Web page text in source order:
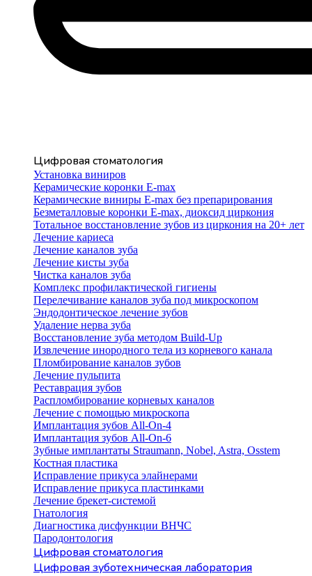
Цифровая стоматология
Установка виниров
Керамические коронки E-max
Керамические виниры E-max без препарирования
Безметалловые коронки Е-max, диоксид циркония
Тотальное восстановление зубов из циркония на 20+ лет
Лечение кариеса
Лечение каналов зуба
Лечение кисты зуба
Чистка каналов зуба
Комплекс профилактической гигиены
Перелечивание каналов зуба под микроскопом
Эндодонтическое лечение зубов
Удаление нерва зуба
Восстановление зуба методом Build-Up
Извлечение инородного тела из корневого канала
Пломбирование каналов зубов
Лечение пульпита
Реставрация зубов
Распломбирование корневых каналов
Лечение с помощью микроскопа
Имплантация зубов All-On-4
Имплантация зубов All-On-6
Зубные имплантаты Straumann, Nobel, Astra, Osstem
Костная пластика
Исправление прикуса элайнерами
Исправление прикуса пластинками
Лечение брекет-системой
Гнатология
Диагностика дисфункции ВНЧС
Пародонтология
Цифровая стоматология
Цифровая зуботехническая лаборатория